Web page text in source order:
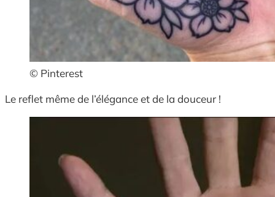
© Pinterest
Le reflet même de l’élégance et de la douceur !